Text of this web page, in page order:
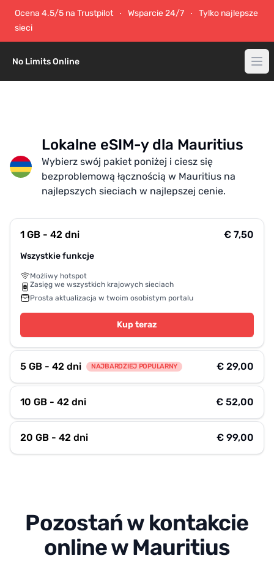
Ocena 4.5/5 na Trustpilot Wsparcie 24/7
Tylko najlepsze
sieci
No Limits Online
Lokalne eSIM-y dla Mauritius
Wybierz swój pakiet poniżej i ciesz się
bezproblemową łącznością w Mauritius na
najlepszych sieciach w najlepszej cenie.
1 GB - 42 dni € 7,50
Wszystkie funkcje
Możliwy hotspot
Zasięg we wszystkich krajowych sieciach
Prosta aktualizacja w twoim osobistym portalu
Kup teraz
5 GB - 42 dni NAJBARDZIEJ POPULARNY € 29,00
10 GB - 42 dni € 52,00
20 GB - 42 dni € 99,00
Pozostań w kontakcie
online w Mauritius